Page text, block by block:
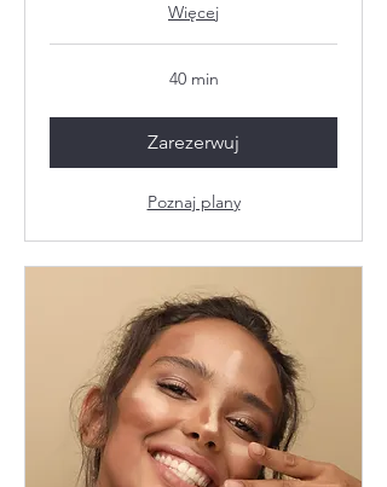
Więcej
40 min
Zarezerwuj
Poznaj plany